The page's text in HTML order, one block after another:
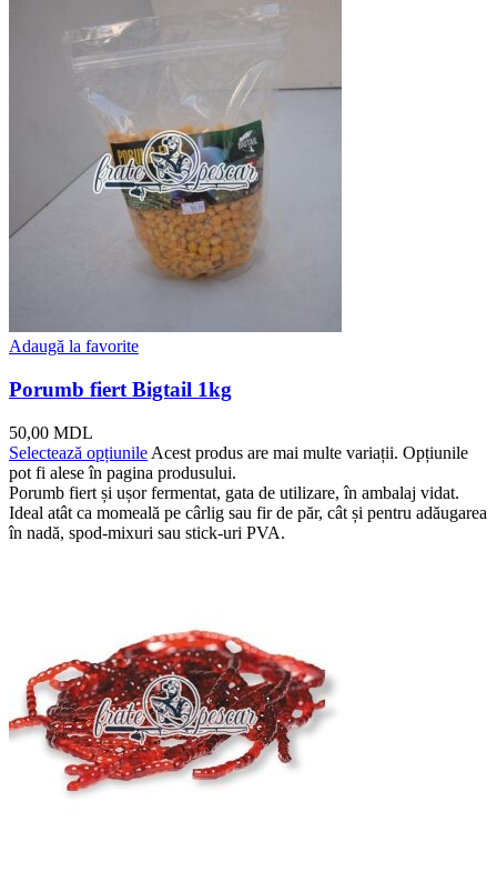
Adaugă la favorite
Porumb fiert Bigtail 1kg
50,00 MDL
Selectează opțiunile Acest produs are mai multe variații. Opțiunile
pot fi alese în pagina produsului.
Porumb fiert și ușor fermentat, gata de utilizare, în ambalaj vidat.
Ideal atât ca momeală pe cârlig sau fir de păr, cât și pentru adăugarea
în nadă, spod-mixuri sau stick-uri PVA.